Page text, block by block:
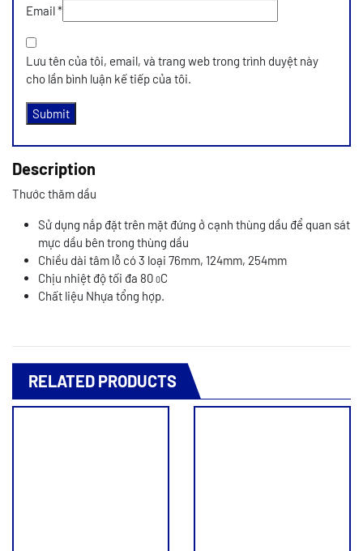
Description
Thước thăm dầu
Sử dụng nắp đặt trên mặt đứng ở cạnh thùng dầu để quan sát
mực dầu bên trong thùng dầu
Chiều dài tâm lỗ có 3 loại 76mm, 124mm, 254mm
Chịu nhiệt độ tối đa 80 0C
Chất liệu Nhựa tổng hợp.
Email*
Lưu tên của tôi, email, và trang web trong trình duyệt này
cho lần bình luận kế tiếp của tôi.
RELATED PRODUCTS